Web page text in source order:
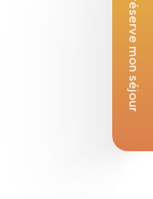
Je réserve mon séjour